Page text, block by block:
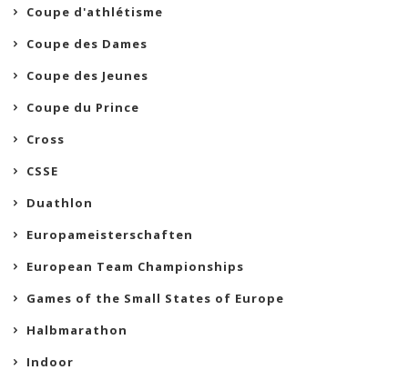
Coupe d'athlétisme
Coupe des Dames
Coupe des Jeunes
Coupe du Prince
Cross
CSSE
Duathlon
Europameisterschaften
European Team Championships
Games of the Small States of Europe
Halbmarathon
Indoor